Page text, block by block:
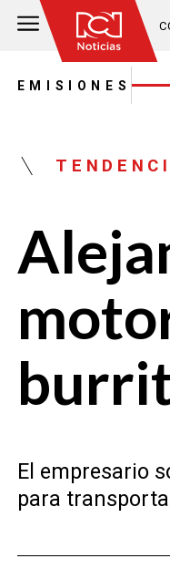
EMISIONES
El empresario
para